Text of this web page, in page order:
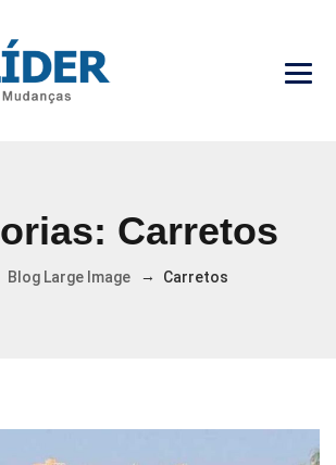
Carretos
Blog Large Image→ Carretos